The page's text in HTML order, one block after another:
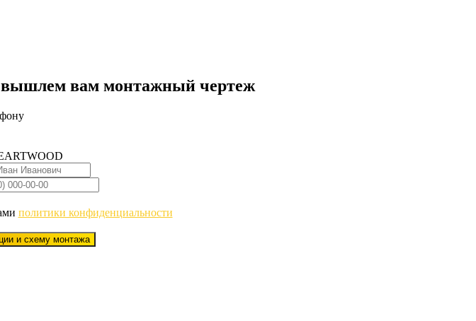
вам монтажный чертеж
политики конфиденциальности
и схему монтажа